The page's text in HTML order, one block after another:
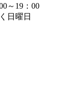
～19：00
日曜日